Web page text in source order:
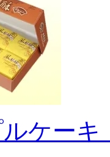
ケーキ